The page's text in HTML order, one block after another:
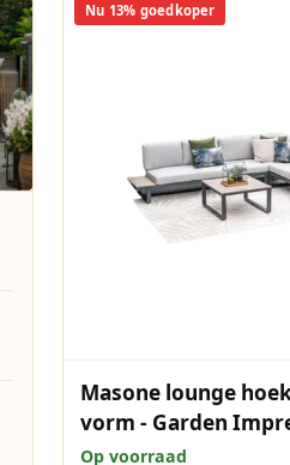
Nu 13% goedkoper
Masone lounge
vorm - Garden
Op voorraad